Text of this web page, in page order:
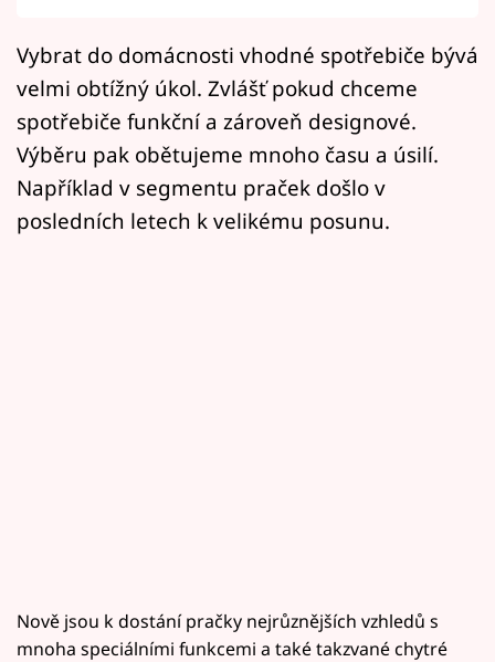
Přihlášení
Sledujte nás
Vybrat do domácnosti vhodné spotřebiče bývá
velmi obtížný úkol. Zvlášť pokud chceme
spotřebiče funkční a zároveň designové.
Výběru pak obětujeme mnoho času a úsilí.
Například v segmentu praček došlo v
posledních letech k velikému posunu.
Nově jsou k dostání pračky nejrůznějších vzhledů s
mnoha speciálními funkcemi a také takzvané chytré